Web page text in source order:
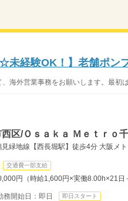
☆未経験OK！】老舗ポン
海外営業事務をお願いします。最初
区/Ｏｓａｋａ Ｍｅｔｒｏ
緑地線【西長堀駅】徒歩4分 大阪メ
交通費一部支給
円（時給1,600円×実働8.00h×21
開始日：即日 即日スタート